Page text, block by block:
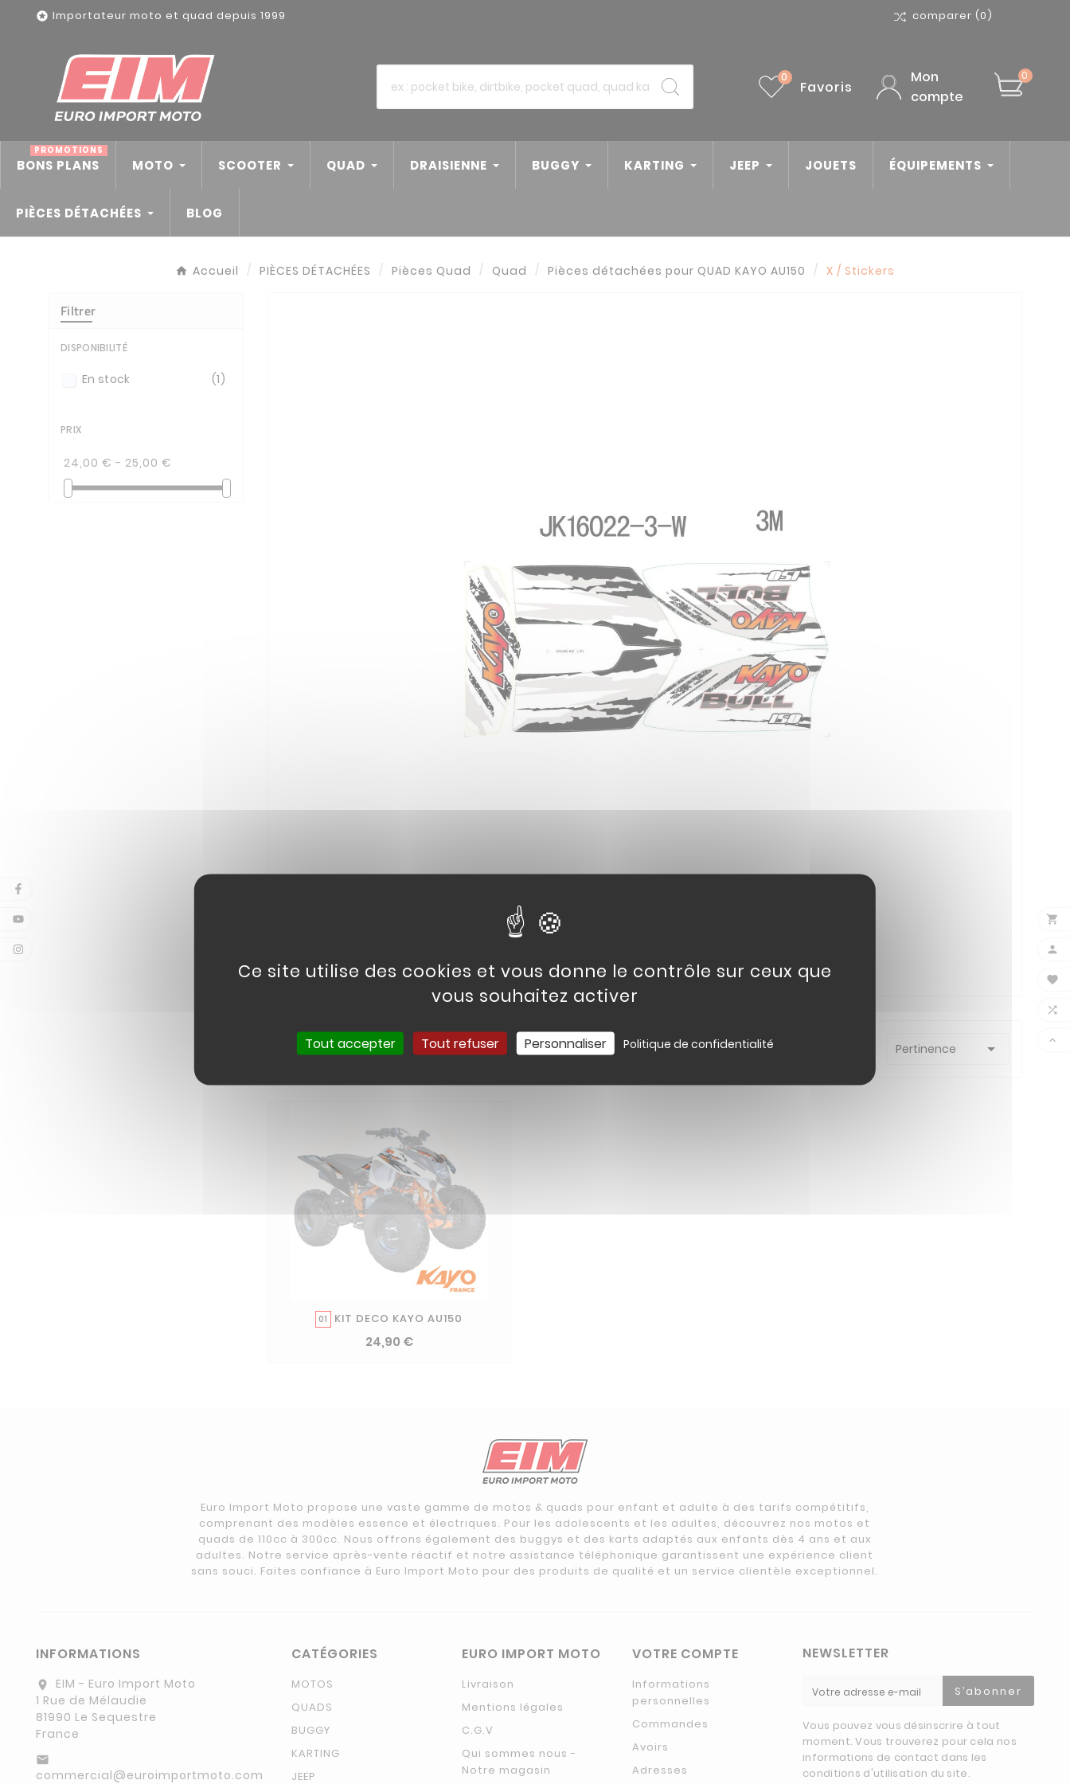
 Importateur moto et quad depuis 1999 comparer (0)
Favoris
0
Mon
compte
0
BONS PLANS
PROMOTIONS
MOTO SCOOTER QUAD DRAISIENNE BUGGY KARTING JEEP JOUETS ÉQUIPEMENTS
PIÈCES DÉTACHÉES BLOG
Accueil PIÈCES DÉTACHÉES Pièces Quad Quad Pièces détachées pour QUAD KAYO AU150 X / Stickers
Filtrer
DISPONIBILITÉ
En stock (1)
PRIX
24,00 € - 25,00 €
X / STICKERS
1 produit Pertinence 
01 KIT DECO KAYO AU150
24,90 €
Euro Import Moto propose une vaste gamme de motos & quads pour enfant et adulte à des tarifs compétitifs,
comprenant des modèles essence et électriques. Pour les adolescents et les adultes, découvrez nos motos et
quads de 110cc à 300cc. Nous offrons également des buggys et des karts adaptés aux enfants dès 4 ans et aux
adultes. Notre service après-vente réactif et notre assistance téléphonique garantissent une expérience client
sans souci. Faites confiance à Euro Import Moto pour des produits de qualité et un service clientèle exceptionnel.
INFORMATIONS
location_on
EIM - Euro Import Moto
1 Rue de Mélaudie
81990 Le Sequestre
France
email
commercial@euroimportmoto.com
CATÉGORIES
MOTOS
QUADS
BUGGY
KARTING
JEEP
EURO IMPORT MOTO
Livraison
Mentions légales
C.G.V
Qui sommes nous -
Notre magasin
VOTRE COMPTE
Informations
personnelles
Commandes
Avoirs
Adresses
NEWSLETTER
S’abonner
Vous pouvez vous désinscrire à tout
moment. Vous trouverez pour cela nos
informations de contact dans les
conditions d'utilisation du site.





Panneau de gestion des cookies
Ce site utilise des cookies et vous donne le contrôle sur ceux que
vous souhaitez activer
Tout accepter Tout refuser Personnaliser Politique de confidentialité